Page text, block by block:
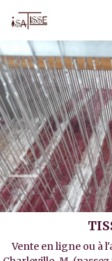
Vente en ligne ou à